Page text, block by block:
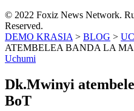
© 2022 Foxiz News Network.
Reserved.
DEMO KRASIA > BLOG >
ATEMBELEA BANDA LA
Uchumi
Dk.Mwinyi
BoT